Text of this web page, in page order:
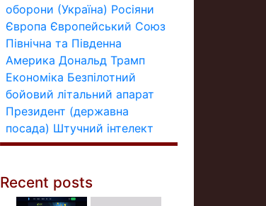
оборони (Україна) Росіяни
Європа Європейський Союз
Північна та Південна
Америка Дональд Трамп
Економіка Безпілотний
бойовий літальний апарат
Президент (державна
посада) Штучний інтелект
Recent posts